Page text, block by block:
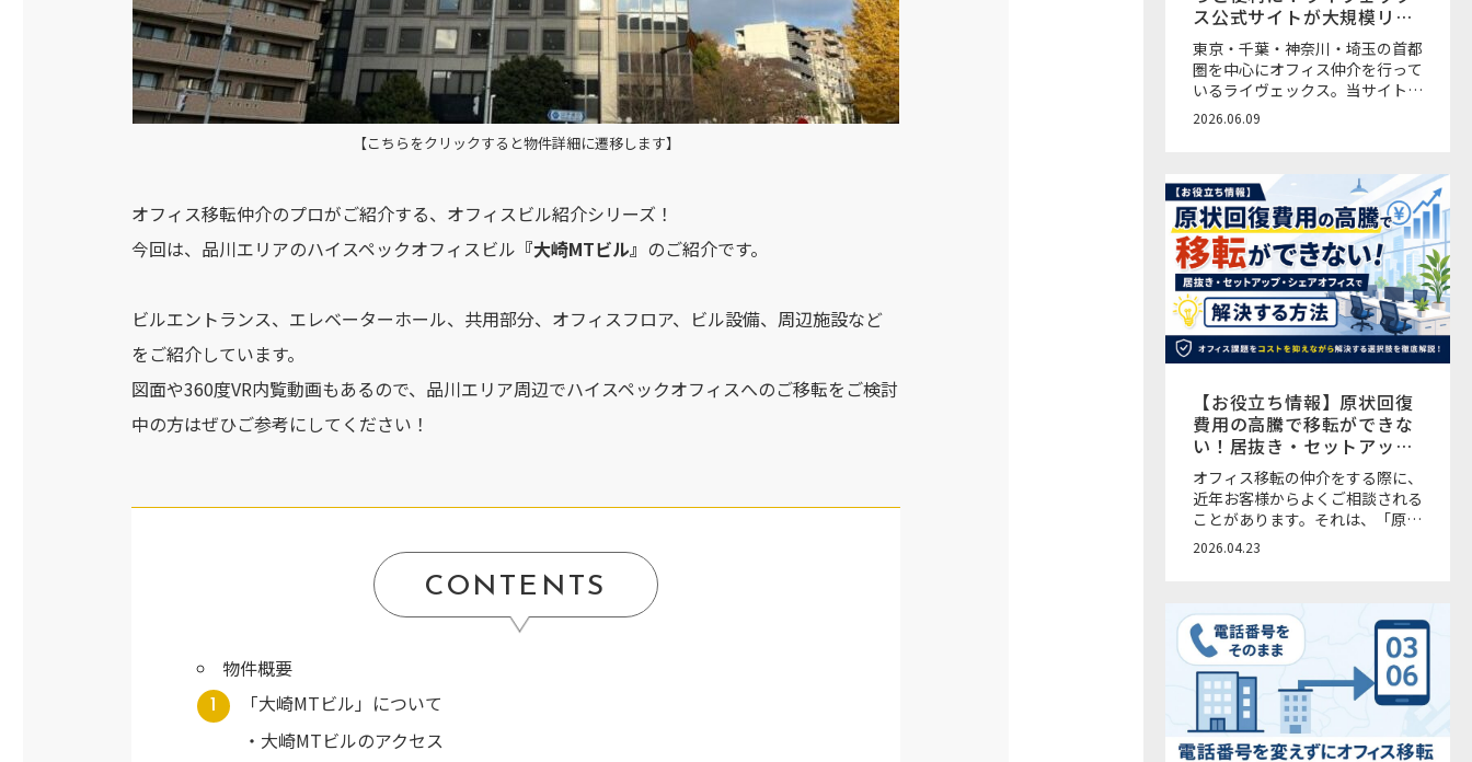
【こちらをクリックすると物件詳細に遷移します】
オフィス移転仲介のプロがご紹介する、オフィスビル紹介シリーズ！
今回は、品川エリアのハイスペックオフィスビル 『大崎MTビル』 のご紹介です。
ビルエントランス、エレベーターホール、共用部分、オフィスフロア、ビル設備、周辺施設など
をご紹介しています。
図面や360度VR内覧動画もあるので、品川エリア周辺でハイスペックオフィスへのご移転をご検討
中の方はぜひご参考にしてください！
CONTENTS
物件概要
「大崎MTビル」について
大崎MTビルのアクセス
ス公式サイトが大規模リニ
ューアル
東京・千葉・神奈川・埼玉の首都
圏を中心にオフィス仲介を行って
いるライヴェックス。当サイト
「OFFICE&（オフィスアン
ド）」を運営するオフィス移転仲
ェックスの公式サイトが大規模リ
ニューアルをいたしました。さら
に見やすく、物件の検索やお問い
合わせがしやすくなっています。
また、希望条件に合う新着物件が
随時メールで届く新機能
2026.06.09
【お役立ち情報】原状回復
費用の高騰で移転ができな
い！居抜き・セットアッ
プ・オフィス時間貸しサー
ビスで解決する方法
オフィス移転の仲介をする際に、
近年お客様からよくご相談される
ことがあります。それは、「原状
回復費用が予想以上に高い」「移
費用の高騰に加え、人員の増加や
出社率の上昇による会議室不足・
座席不足といった課題も増えてき
ている状況です。本来であれば移
転や増床で解決したいところで
2026.04.23